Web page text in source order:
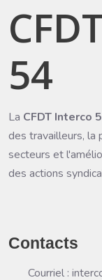
54
La CFDT Interco
des travailleurs, la
secteurs et
des actions
Contacts
Courriel :